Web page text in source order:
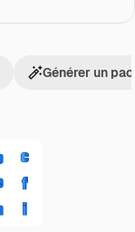
Générer un